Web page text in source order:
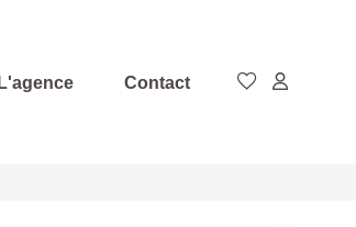
L'agence Contact